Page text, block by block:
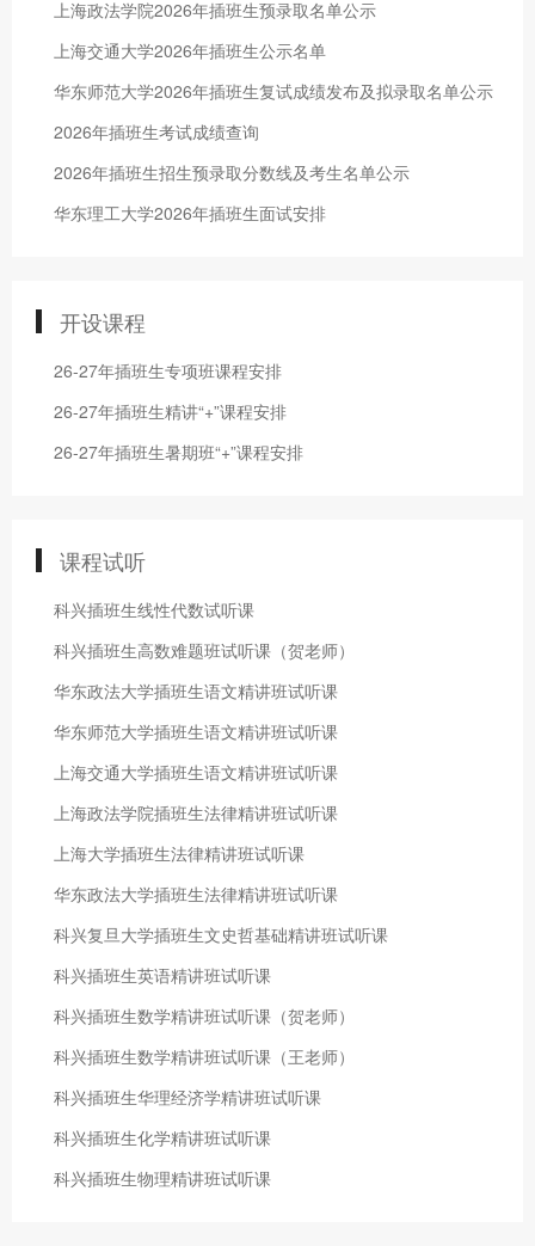
上海政法学院2026年插班生预录取名单公示
上海交通大学2026年插班生公示名单
华东师范大学2026年插班生复试成绩发布及拟录取名单公示
2026年插班生考试成绩查询
2026年插班生招生预录取分数线及考生名单公示
华东理工大学2026年插班生面试安排
开设课程
26-27年插班生专项班课程安排
26-27年插班生精讲“+”课程安排
26-27年插班生暑期班“+”课程安排
课程试听
科兴插班生线性代数试听课
科兴插班生高数难题班试听课（贺老师）
华东政法大学插班生语文精讲班试听课
华东师范大学插班生语文精讲班试听课
上海交通大学插班生语文精讲班试听课
上海政法学院插班生法律精讲班试听课
上海大学插班生法律精讲班试听课
华东政法大学插班生法律精讲班试听课
科兴复旦大学插班生文史哲基础精讲班试听课
科兴插班生英语精讲班试听课
科兴插班生数学精讲班试听课（贺老师）
科兴插班生数学精讲班试听课（王老师）
科兴插班生华理经济学精讲班试听课
科兴插班生化学精讲班试听课
科兴插班生物理精讲班试听课